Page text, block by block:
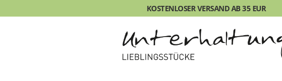
KOSTENLOSER VERSAND AB 35 EUR